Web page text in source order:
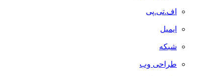
اف.تی.پی
ایمیل
شبکه
طراحی وب